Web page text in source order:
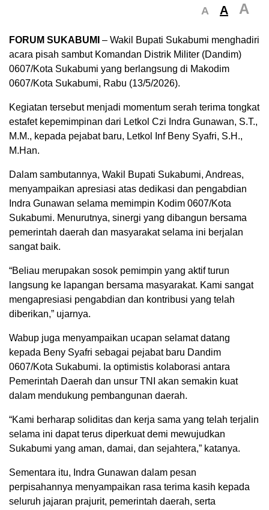
A A A
FORUM SUKABUMI – Wakil Bupati Sukabumi menghadiri
acara pisah sambut Komandan Distrik Militer (Dandim)
0607/Kota Sukabumi yang berlangsung di Makodim
0607/Kota Sukabumi, Rabu (13/5/2026).
Kegiatan tersebut menjadi momentum serah terima tongkat
estafet kepemimpinan dari Letkol Czi Indra Gunawan, S.T.,
M.M., kepada pejabat baru, Letkol Inf Beny Syafri, S.H.,
M.Han.
Dalam sambutannya, Wakil Bupati Sukabumi, Andreas,
menyampaikan apresiasi atas dedikasi dan pengabdian
Indra Gunawan selama memimpin Kodim 0607/Kota
Sukabumi. Menurutnya, sinergi yang dibangun bersama
pemerintah daerah dan masyarakat selama ini berjalan
sangat baik.
“Beliau merupakan sosok pemimpin yang aktif turun
langsung ke lapangan bersama masyarakat. Kami sangat
mengapresiasi pengabdian dan kontribusi yang telah
diberikan,” ujarnya.
Wabup juga menyampaikan ucapan selamat datang
kepada Beny Syafri sebagai pejabat baru Dandim
0607/Kota Sukabumi. Ia optimistis kolaborasi antara
Pemerintah Daerah dan unsur TNI akan semakin kuat
dalam mendukung pembangunan daerah.
“Kami berharap soliditas dan kerja sama yang telah terjalin
selama ini dapat terus diperkuat demi mewujudkan
Sukabumi yang aman, damai, dan sejahtera,” katanya.
Sementara itu, Indra Gunawan dalam pesan
perpisahannya menyampaikan rasa terima kasih kepada
seluruh jajaran prajurit, pemerintah daerah, serta